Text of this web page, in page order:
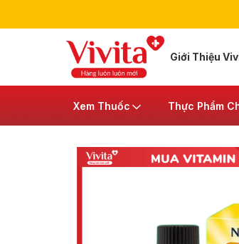
Giới Thiệu
Xem Thuốc Thực Phẩm